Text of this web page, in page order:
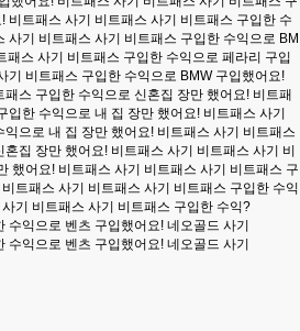
익으로 벤츠 구입했어요! 네오골드 사기
익으로 벤츠 구입했어요! 네오골드 사기